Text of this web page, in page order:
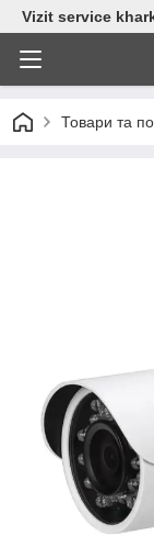
Vizit service
Товари та